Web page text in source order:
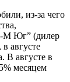
из-за чего
М Юг” (дилер
августе
В августе в
месяцем